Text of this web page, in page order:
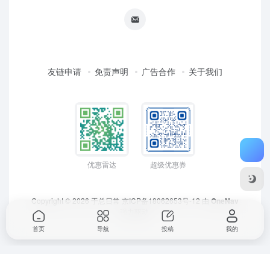
友链申请 免责声明 广告合作 关于我们
优惠雷达 超级优惠券
Copyright © 2026 于总日常 京ICP备18062653号-12 由 OneNav
首页 导航 投稿 我的